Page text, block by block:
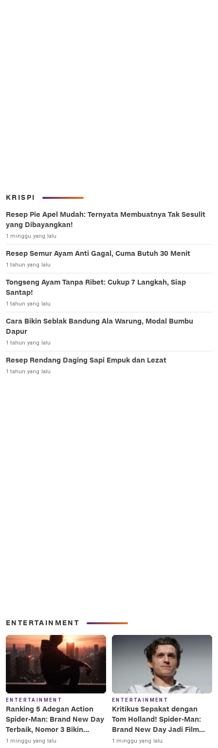
KRISPI
Resep Pie Apel Mudah: Ternyata Membuatnya Tak Sesulit
yang Dibayangkan!
1 minggu yang lalu
Resep Semur Ayam Anti Gagal, Cuma Butuh 30 Menit
1 tahun yang lalu
Tongseng Ayam Tanpa Ribet: Cukup 7 Langkah, Siap
Santap!
1 tahun yang lalu
Cara Bikin Seblak Bandung Ala Warung, Modal Bumbu
Dapur
1 tahun yang lalu
Resep Rendang Daging Sapi Empuk dan Lezat
1 tahun yang lalu
ENTERTAINMENT
ENTERTAINMENT
Ranking 5 Adegan Action
Spider-Man: Brand New Day
Terbaik, Nomor 3 Bikin
Terkesima!
1 minggu yang lalu
ENTERTAINMENT
Kritikus Sepakat dengan
Tom Holland! Spider-Man:
Brand New Day Jadi Film
Terbaik Era MCU
1 minggu yang lalu